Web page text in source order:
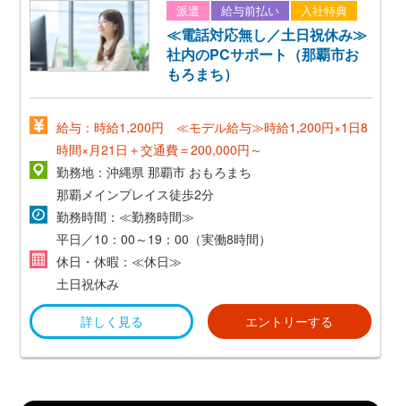
派遣 給与前払い 入社特典
≪電話対応無し／土日祝休み≫
社内のPCサポート（那覇市お
もろまち）
給与：時給1,200円 ≪モデル給与≫時給1,200円×1日8
時間×月21日＋交通費＝200,000円～
勤務地：沖縄県 那覇市 おもろまち
那覇メインプレイス徒歩2分
勤務時間：≪勤務時間≫
平日／10：00～19：00（実働8時間）
休日・休暇：≪休日≫
土日祝休み
詳しく見る エントリーする